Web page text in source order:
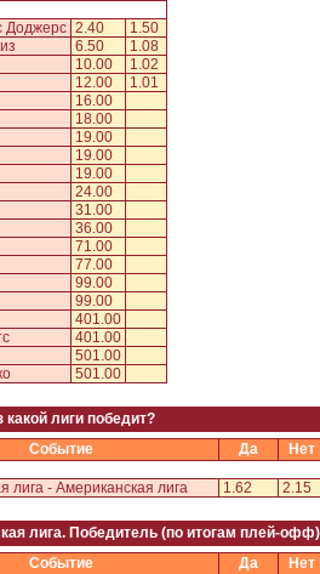
Доджерс 2.40
1.50
6.50
1.08
10.00
1.02
12.00
1.01
16.00
18.00
19.00
19.00
19.00
24.00
31.00
36.00
71.00
77.00
99.00
99.00
401.00
401.00
501.00
501.00
лиги победит?
Событие Да
Нет
лига - Американская лига 1.62 2.15
лига. Победитель (по итогам плей-офф)
Событие Да
Нет